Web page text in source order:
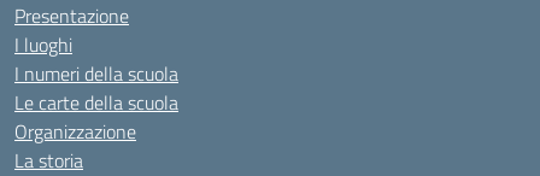
Presentazione
I luoghi
I numeri della scuola
Le carte della scuola
Organizzazione
La storia